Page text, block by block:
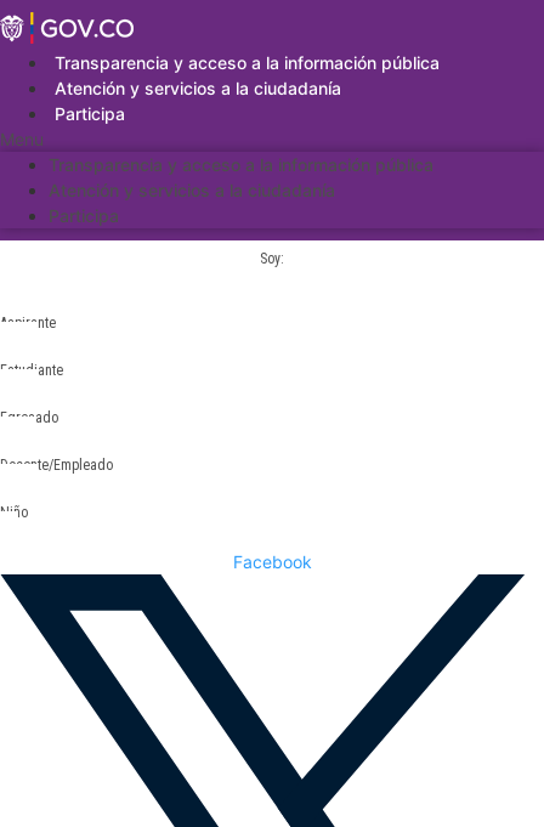
Saltar
al
contenidoTransparencia y acceso a la información pública
Atención y servicios a la ciudadanía
Participa
Menu
Transparencia y acceso a la información pública
Atención y servicios a la ciudadanía
Participa
Soy:
Aspirante
Estudiante
Egresado
Docente/Empleado
Niño
Facebook